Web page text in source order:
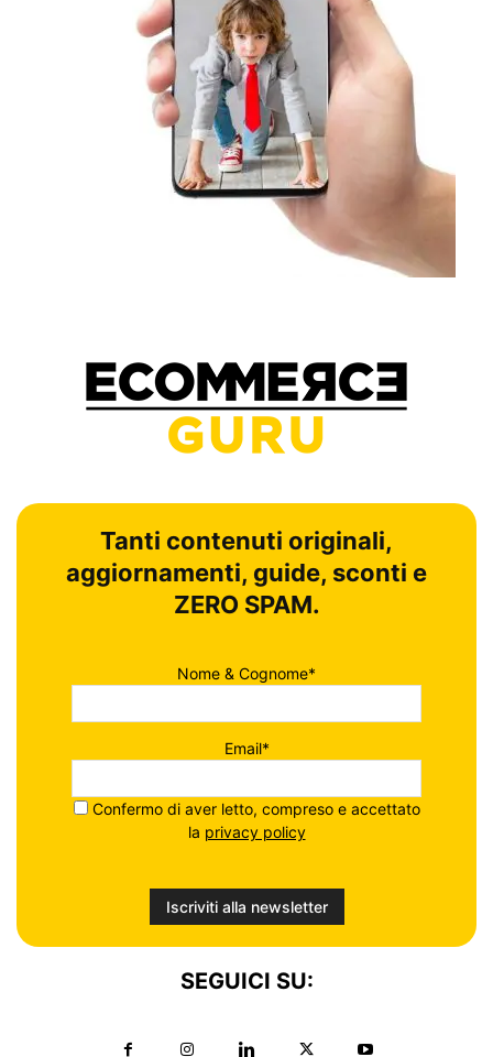
Tanti contenuti originali,
aggiornamenti, guide, sconti e
ZERO SPAM.
Nome & Cognome*
Email*
Confermo di aver letto, compreso e accettato
la privacy policy
SEGUICI SU: